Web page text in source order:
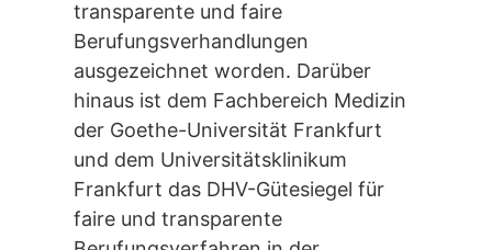
transparente und faire
Berufungsverhandlungen
ausgezeichnet worden. Darüber
hinaus ist dem Fachbereich Medizin
der Goethe-Universität Frankfurt
und dem Universitätsklinikum
Frankfurt das DHV-Gütesiegel für
faire und transparente